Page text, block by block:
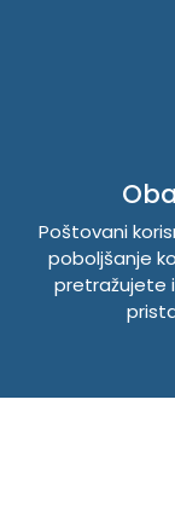
Poštovani
poboljšanje
pretražujete